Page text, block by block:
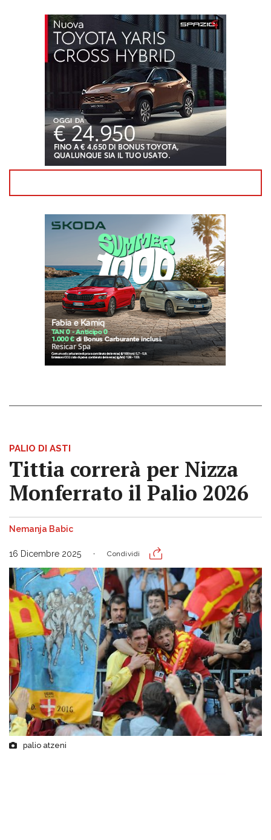
PALIO DI ASTI
Tittia correrà per Nizza
Monferrato il Palio 2026
Nemanja Babic
16 Dicembre 2025 Condividi
palio atzeni